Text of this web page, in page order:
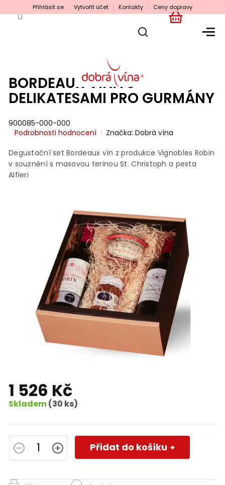
na
Přihlásit se Vytvořit účet Kontakty Ceny dopravy
NÁKUPNÍ
BORDEAUX VÍNA S
DELIKATESAMI PRO GURMÁNY
900085-000-000
Průměrné
produktu
je
0,0
z
Podrobnosti hodnocení Značka:Dobrá vína
Degustační set Bordeaux vín z produkce Vignobles Robin
v souznění s masovou terinou St. Christoph a pesta
Alfieri
1 526 Kč
Skladem(30 ks)
Měrná
cena:
Přidat do košíku